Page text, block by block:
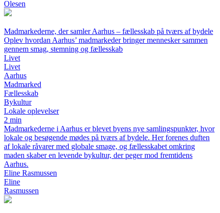
Olesen
Madmarkederne, der samler Aarhus – fællesskab på tværs af bydele
Oplev hvordan Aarhus’ madmarkeder bringer mennesker sammen
gennem smag, stemning og fællesskab
Livet
Livet
Aarhus
Madmarked
Fællesskab
Bykultur
Lokale oplevelser
2 min
Madmarkederne i Aarhus er blevet byens nye samlingspunkter, hvor
lokale og besøgende mødes på tværs af bydele. Her forenes duften
af lokale råvarer med globale smage, og fællesskabet omkring
maden skaber en levende bykultur, der peger mod fremtidens
Aarhus.
Eline Rasmussen
Eline
Rasmussen